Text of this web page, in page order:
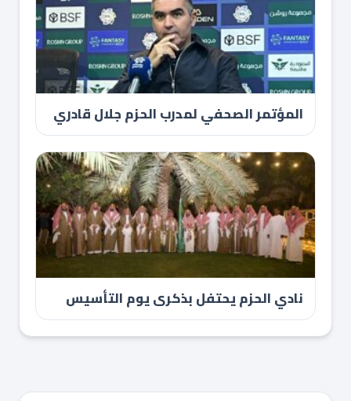
المؤتمر الصحفي لمدرب الحزم جلال قادري
نادي الحزم يحتفل بذكرى يوم التأسيس